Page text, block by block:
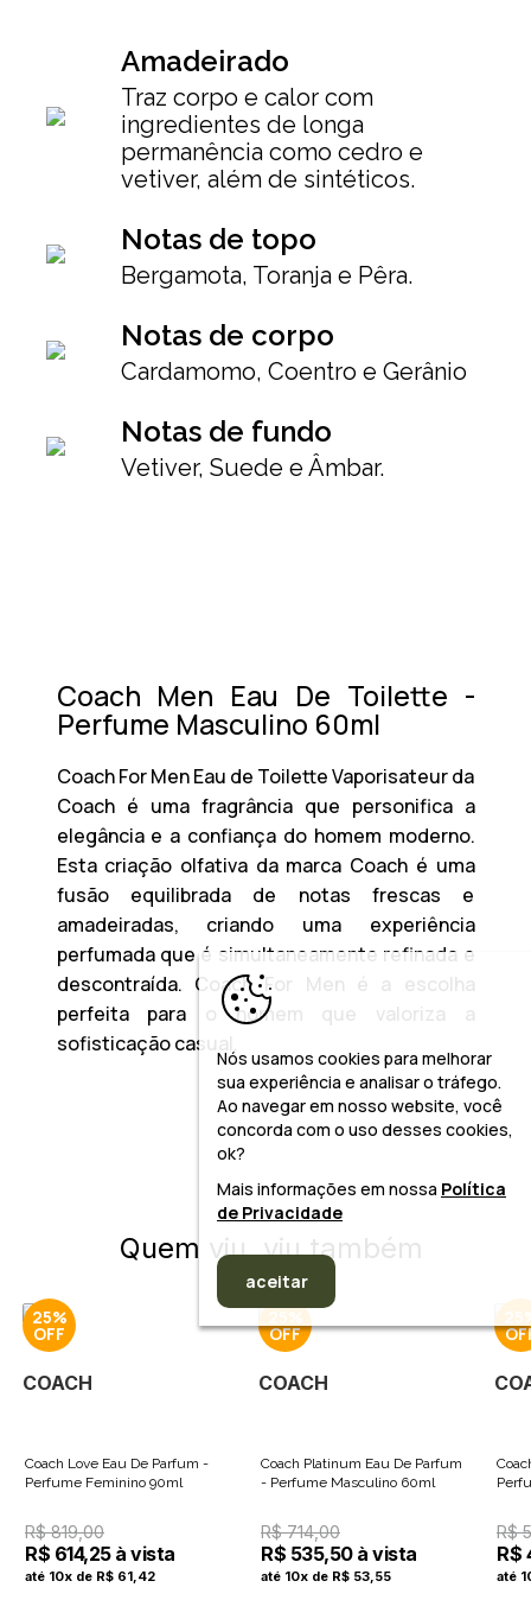
Amadeirado
Traz corpo e calor com
ingredientes de longa
permanência como cedro e
vetiver, além de sintéticos.
Notas de topo
Bergamota, Toranja e Pêra.
Notas de corpo
Cardamomo, Coentro e Gerânio
Notas de fundo
Vetiver, Suede e Âmbar.
Coach Men Eau De Toilette -
Perfume Masculino 60ml
Coach For Men Eau de Toilette Vaporisateur da
Coach é uma fragrância que personifica a
elegância e a confiança do homem moderno.
Esta criação olfativa da marca Coach é uma
fusão equilibrada de notas frescas e
amadeiradas, criando uma experiência
perfumada que é simultaneamente refinada e
descontraída. Coach For Men é a escolha
perfeita para o homem que valoriza a
sofisticação casual.
Quem viu, viu também
25%
COACH
Coach Love Eau De Parfum -
Perfume Feminino 90ml
R$ 819,00
R$ 614,25 à vista
até 10x de R$ 61,42
25%
COACH
Coach Platinum Eau De Parfum
- Perfume Masculino 60ml
R$ 714,00
R$ 535,50 à vista
até 10x de R$ 53,55
R$
R$
até
Nós usamos cookies para melhorar
sua experiência e analisar o tráfego.
Ao navegar em nosso website, você
concorda com o uso desses cookies,
ok?
Mais informações em nossa Política
de Privacidade
aceitar